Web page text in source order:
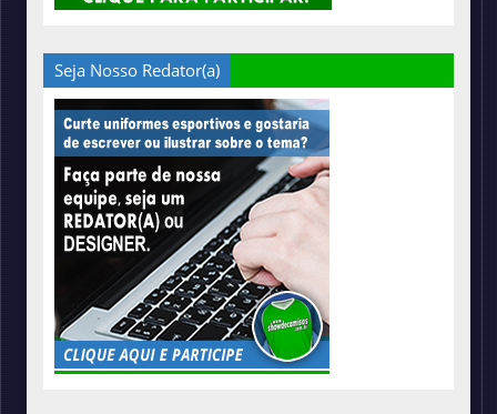
Seja Nosso Redator(a)